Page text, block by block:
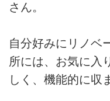
さん。
自分好みにリノベ
所には、お気に入
しく、機能的に収